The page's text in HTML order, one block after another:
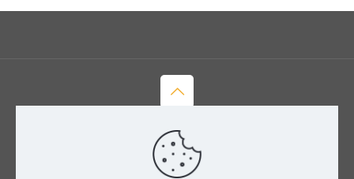
© 2026 H-Team e.V.
Datenschutz